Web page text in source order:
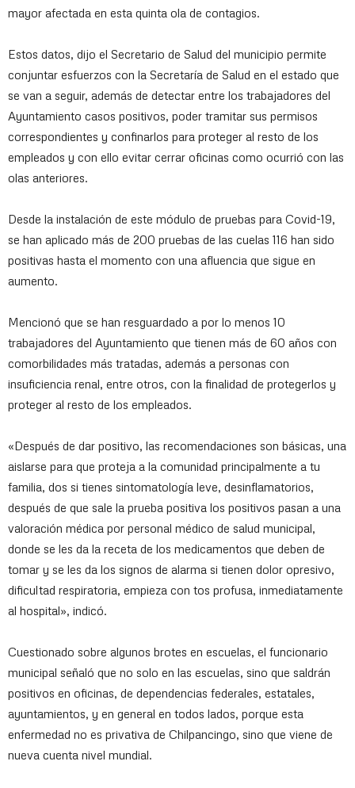
mayor afectada en esta quinta ola de contagios.
Estos datos, dijo el Secretario de Salud del municipio permite
conjuntar esfuerzos con la Secretaría de Salud en el estado que
se van a seguir, además de detectar entre los trabajadores del
Ayuntamiento casos positivos, poder tramitar sus permisos
correspondientes y confinarlos para proteger al resto de los
empleados y con ello evitar cerrar oficinas como ocurrió con las
olas anteriores.
Desde la instalación de este módulo de pruebas para Covid-19,
se han aplicado más de 200 pruebas de las cuelas 116 han sido
positivas hasta el momento con una afluencia que sigue en
aumento.
Mencionó que se han resguardado a por lo menos 10
trabajadores del Ayuntamiento que tienen más de 60 años con
comorbilidades más tratadas, además a personas con
insuficiencia renal, entre otros, con la finalidad de protegerlos y
proteger al resto de los empleados.
«Después de dar positivo, las recomendaciones son básicas, una
aislarse para que proteja a la comunidad principalmente a tu
familia, dos si tienes sintomatología leve, desinflamatorios,
después de que sale la prueba positiva los positivos pasan a una
valoración médica por personal médico de salud municipal,
donde se les da la receta de los medicamentos que deben de
tomar y se les da los signos de alarma si tienen dolor opresivo,
dificultad respiratoria, empieza con tos profusa, inmediatamente
al hospital», indicó.
Cuestionado sobre algunos brotes en escuelas, el funcionario
municipal señaló que no solo en las escuelas, sino que saldrán
positivos en oficinas, de dependencias federales, estatales,
ayuntamientos, y en general en todos lados, porque esta
enfermedad no es privativa de Chilpancingo, sino que viene de
nueva cuenta nivel mundial.